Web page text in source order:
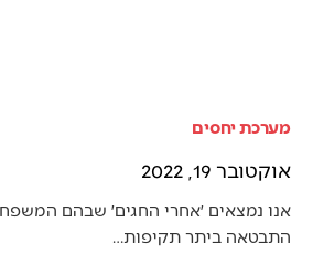
מערכת יחסים
אוקטובר 19, 2022
אנו נמצאים ׳אחרי החגים׳ שבהם
התבטאה ביתר תקיפות…